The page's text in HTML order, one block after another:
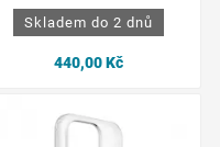
Skladem do 2 dnů
440,00 Kč